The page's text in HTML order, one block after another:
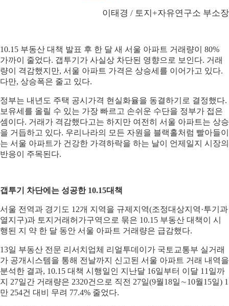
이태경 / 토지+자유연구소 부소장
10.15 부동산 대책 발표 후 한 달 새 서울 아파트 거래량이 80%
가까이 줄었다. 갭투기가 사실상 차단된 영향으로 보인다. 거래
량이 격감했지만, 서울 아파트 가격은 상승세를 이어가고 있다.
다만, 상승폭은 줄고 있다.
정부는 내년도 주택 공시가격 현실화율을 동결하기로 결정했다.
보유세를 올릴 수 있는 가장 빠르고 손쉬운 수단을 정부가 접은
셈이다. 거래가 격감했다고는 하지만 여전히 서울 아파트는 상승
을 거듭하고 있다. 우리나라의 모든 자원을 블랙홀처럼 빨아들이
는 서울 아파트가 건강한 가격하락을 하는 날이 언제일지 시장의
반응이 주목된다.
갭투기 차단에는 성공한 10.15대책
서울 전역과 경기도 12개 지역을 규제지역(조정대상지역·투기과
열지구)과 토지거래허가구역으로 묶은 10.15 부동산 대책이 시
행된 지 약 한 달 동안 서울 아파트 거래량은 급감했다.
13일 부동산 전문 리서치업체 리얼투데이가 국토교통부 실거래
가 공개시스템을 통해 전날까지 신고된 서울 아파트 거래 내역을
분석한 결과, 10.15 대책 시행일인 지난달 16일부터 이달 11일까
지 27일간 거래량은 2320건으로 직전 27일(9월18일∼10월15일) 1
만 254건 대비 무려 77.4% 줄었다.